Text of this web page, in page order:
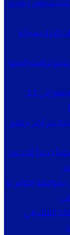
الحرة نسبياً و
لرئاسة الفيفا
المبادلات التجارية بين المغرب و بريطانيا ترتفع إلى 5.3
عبر أكبر برنامج
جديداً للحد من
بموافقة إكواس و
الملك في